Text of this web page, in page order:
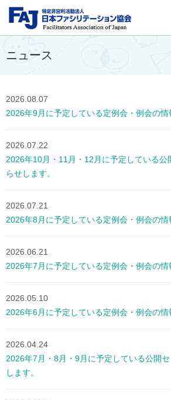
FAJ
ニュース
2026.08.07
2026年9月に予定している定例会・例会の情
2026.07.22
2026年10月・11月・12月に予定している公
らせします。
2026.07.21
2026年8月に予定している定例会・例会の情
2026.06.21
2026年7月に予定している定例会・例会の情
2026.05.10
2026年6月に予定している定例会・例会の情
2026.04.24
2026年7月・8月・9月に予定している公開
します。